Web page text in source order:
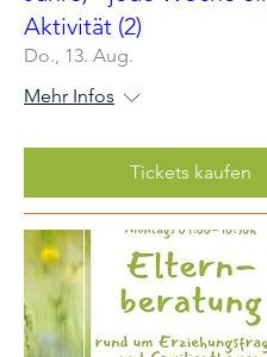
Aktivität (2)
Do., 13. Aug.
Mehr Infos
Tickets kaufen